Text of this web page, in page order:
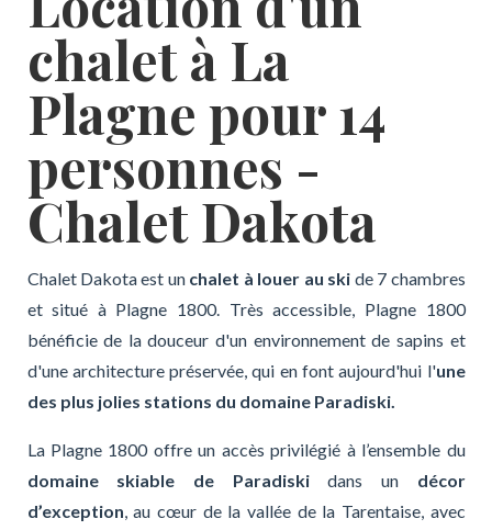
Dispos & Réservation
chalet à La
Plagne pour 14
personnes -
Chalet Dakota
Chalet Dakota est un chalet à louer au ski de 7 chambres
et situé à Plagne 1800. Très accessible, Plagne 1800
bénéficie de la douceur d'un environnement de sapins et
d'une architecture préservée, qui en font aujourd'hui l'une
des plus jolies stations du domaine Paradiski.
La Plagne 1800 offre un accès privilégié à l’ensemble du
domaine skiable de Paradiskidans un décor
d’exception, au cœur de la vallée de la Tarentaise, avec